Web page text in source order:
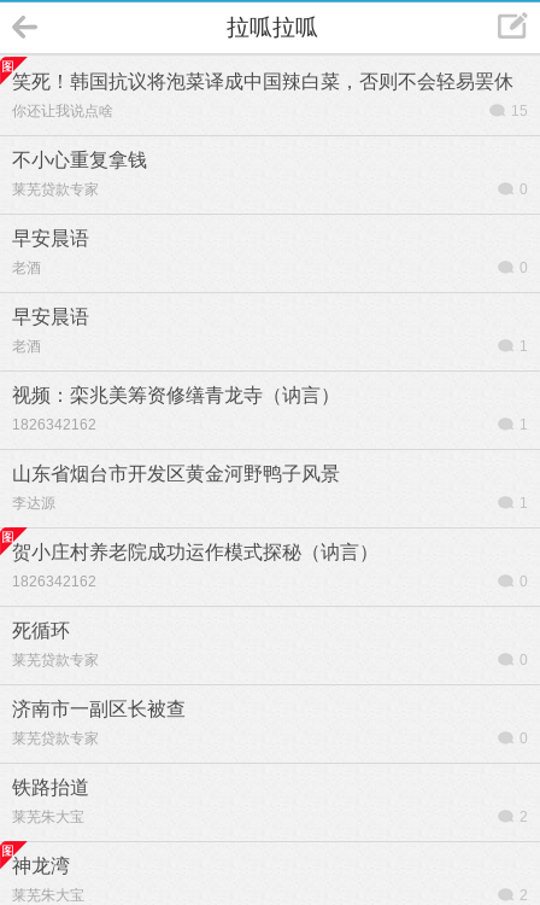
拉呱拉呱
笑死！韩国抗议将泡菜译成中国辣白菜，否则不会轻易罢休
你还让我说点啥 15
不小心重复拿钱
莱芜贷款专家 0
早安晨语
老酒 0
早安晨语
老酒 1
视频：栾兆美筹资修缮青龙寺（讷言）
1826342162 1
山东省烟台市开发区黄金河野鸭子风景
李达源 1
贺小庄村养老院成功运作模式探秘（讷言）
1826342162 0
死循环
莱芜贷款专家 0
济南市一副区长被查
莱芜贷款专家 0
铁路抬道
莱芜朱大宝 2
神龙湾
莱芜朱大宝 2